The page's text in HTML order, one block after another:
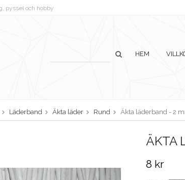
pyssel och hobby
HEM
Läderband Äkta läder Rund Äkta läderband - 2
ÄKTA
8 kr